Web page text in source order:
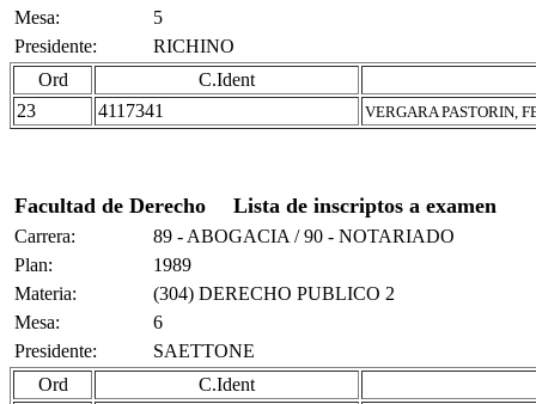
Mesa:
5
Presidente:
RICHINO
Ord
C.Ident
23
4117341 VERGARA PASTORIN,
Facultad de Derecho Lista de inscriptos a examen
Carrera:
89 - ABOGACIA / 90 - NOTARIADO
Plan:
1989
Materia:
(304) DERECHO PUBLICO 2
Mesa:
6
Presidente:
SAETTONE
Ord
C.Ident